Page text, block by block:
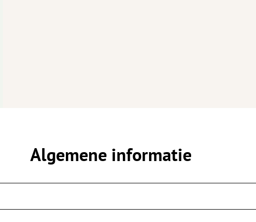
Algemene informatie